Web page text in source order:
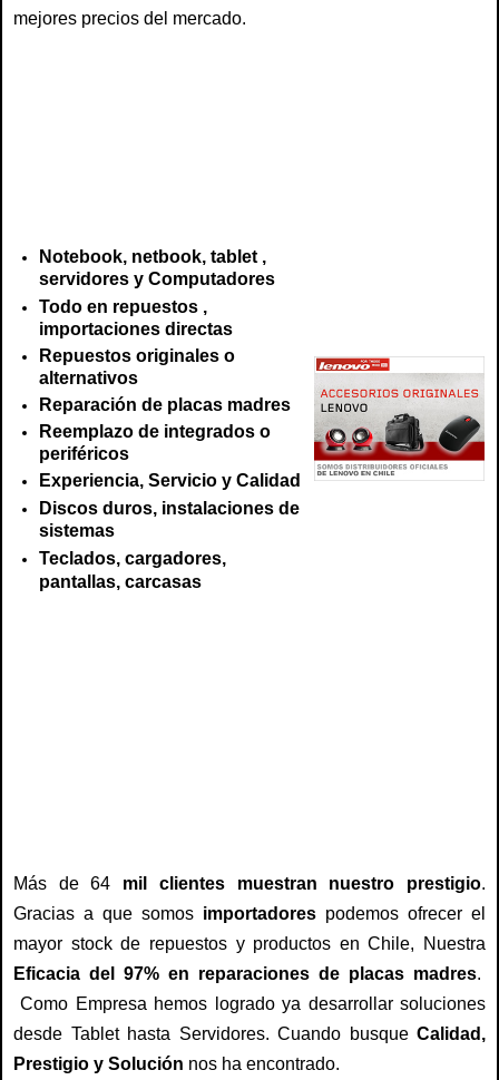
mejores precios del mercado.
Notebook, netbook, tablet ,
servidores y Computadores
Todo en repuestos ,
importaciones directas
Repuestos originales o
alternativos
Reparación de placas madres
Reemplazo de integrados o
periféricos
Experiencia, Servicio y Calidad
Discos duros, instalaciones de
sistemas
Teclados, cargadores,
pantallas, carcasas
Más de 64 mil clientes muestran nuestro prestigio.
Gracias a que somos importadores podemos ofrecer el
mayor stock de repuestos y productos en Chile, Nuestra
Eficacia del 97% en reparaciones de placas madres.
Como Empresa hemos logrado ya desarrollar soluciones
desde Tablet hasta Servidores. Cuando busque Calidad,
Prestigio y Solución nos ha encontrado.